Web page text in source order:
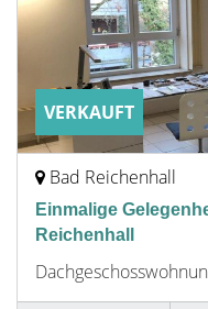
VERKAUFT
Bad Reichenhall
Einmalige
Reichenhall